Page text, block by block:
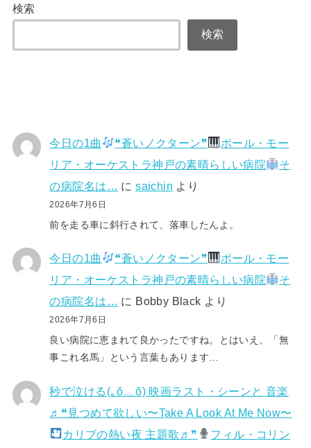
検索
検索
今日の1曲 ❝蒼いノクターン❞
ポール・モー
リア・オーケストラ神戸の素晴らしい病院
そ
の病院名は… にsaichin より
2026年7月6日
前を走る車に斜行されて、落車したんよ。
今日の1曲 ❝蒼いノクターン❞
ポール・モー
リア・オーケストラ神戸の素晴らしい病院
そ
の病院名は… に Bobby Black より
2026年7月6日
良い病院に恵まれて良かったですね。とはいえ、「無
事これ名馬」という言葉もあります…
秒で泣ける(⁠｡⁠ŏ⁠﹏⁠ŏ⁠) 映画ラスト・シーンと 音楽
♬❝見つめて欲しい〜Take A Look At Me Now〜
カリブの熱い夜 主題歌♬❞
フィル・コリン